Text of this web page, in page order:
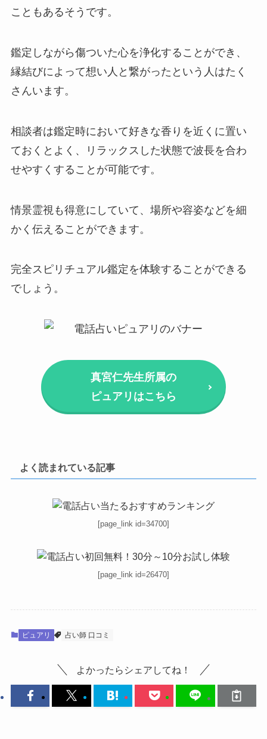
こともあるそうです。
鑑定しながら傷ついた心を浄化することができ、
縁結びによって想い人と繋がったという人はたく
さんいます。
相談者は鑑定時において好きな香りを近くに置い
ておくとよく、リラックスした状態で波長を合わ
せやすくすることが可能です。
情景霊視も得意にしていて、場所や容姿などを細
かく伝えることができます。
完全スピリチュアル鑑定を体験することができる
でしょう。
真宮仁先生所属の
ピュアリはこちら
よく読まれている記事
[page_link id=34700]
[page_link id=26470]
ピュアリ 占い師 口コミ
よかったらシェアしてね！